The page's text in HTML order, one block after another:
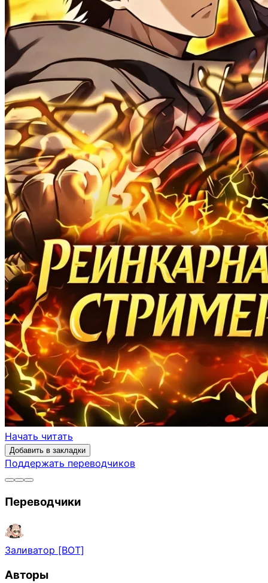
Начать читать
Добавить в закладки
Поддержать переводчиков
Переводчики
Заливатор [BOT]
Авторы